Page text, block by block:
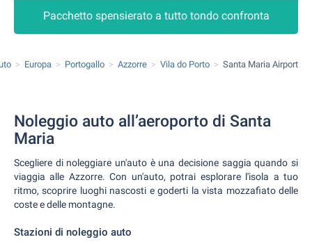
Pacchetto spensierato a tutto tondo confronta
Europa Portogallo Azzorre Vila do Porto Santa Maria Airport
Noleggio auto all’aeroporto di Santa
Maria
Scegliere di noleggiare un'auto è una decisione saggia quando si
viaggia alle Azzorre. Con un'auto, potrai esplorare l'isola a tuo
ritmo, scoprire luoghi nascosti e goderti la vista mozzafiato delle
coste e delle montagne.
Stazioni di noleggio auto